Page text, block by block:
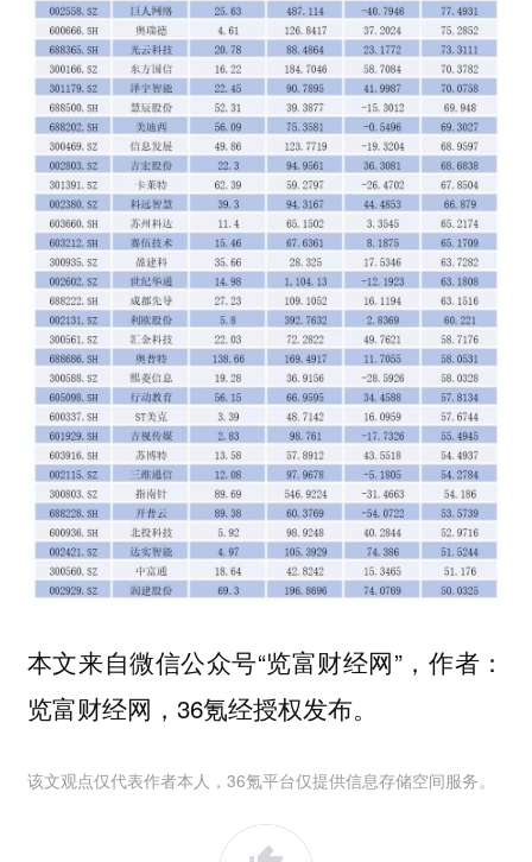
本文来自微信公众号“览富财经网”，作者：
览富财经网，36氪经授权发布。
该文观点仅代表作者本人，36氪平台仅提供信息存储空间服务。